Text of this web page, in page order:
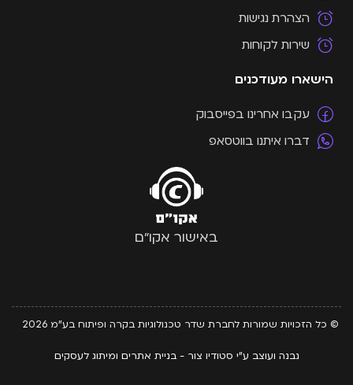
הצהרת נגישות
שירות לקוחות
הישארו מעודכנים
עקבו אחרינו בפייסבוק
דברו איתנו בווטסאפ
באישור אקו"ם
© כל הזכויות שמורות לחברת שדר טכנולוגיות בקרה ופיתוח בע"מ 2026
נבנה ועוצב ע"י סטודיו צור - בניית אתרים ומיתוג לעסקים